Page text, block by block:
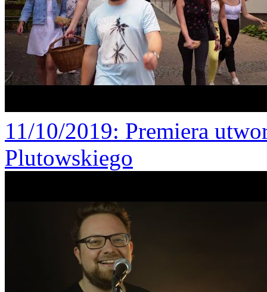
11/10/2019: Premiera
Plutowskiego